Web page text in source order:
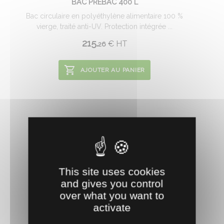
BAC PREBAC 400 L
Bac circulaire en polyéthylène alimentaire 100 %
vierge, traité anti-UV. Protection intégrée ...
215.26 €HT
AJOUTER AU PANIER
This site uses cookies
and gives you control
over what you want to
activate